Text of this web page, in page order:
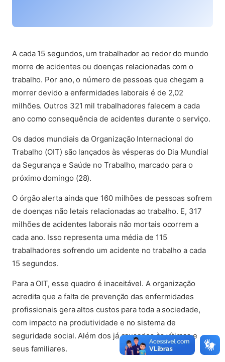
(abre em nova aba)
A cada 15 segundos, um trabalhador ao redor do mundo
morre de acidentes ou doenças relacionadas com o
trabalho. Por ano, o número de pessoas que chegam a
morrer devido a enfermidades laborais é de 2,02
milhões. Outros 321 mil trabalhadores falecem a cada
ano como consequência de acidentes durante o serviço.
Os dados mundiais da Organização Internacional do
Trabalho (OIT) são lançados às vésperas do Dia Mundial
da Segurança e Saúde no Trabalho, marcado para o
próximo domingo (28).
O órgão alerta ainda que 160 milhões de pessoas sofrem
de doenças não letais relacionadas ao trabalho. E, 317
milhões de acidentes laborais não mortais ocorrem a
cada ano. Isso representa uma média de 115
trabalhadores sofrendo um acidente no trabalho a cada
15 segundos.
Para a OIT, esse quadro é inaceitável. A organização
acredita que a falta de prevenção das enfermidades
profissionais gera altos custos para toda a sociedade,
com impacto na produtividade e no sistema de
seguridade social. Além dos já causados às vítimas e
seus familiares.